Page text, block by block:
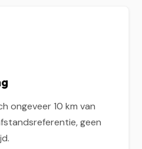
ongeveer 10 km van
geen